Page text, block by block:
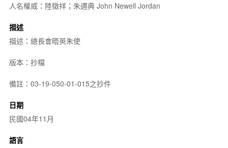
人名權威：陸徵祥；朱邇典 John Newell Jordan
描述
描述：總長會晤英朱使
版本：抄檔
備註：03-19-050-01-015之抄件
日期
民國04年11月
語言